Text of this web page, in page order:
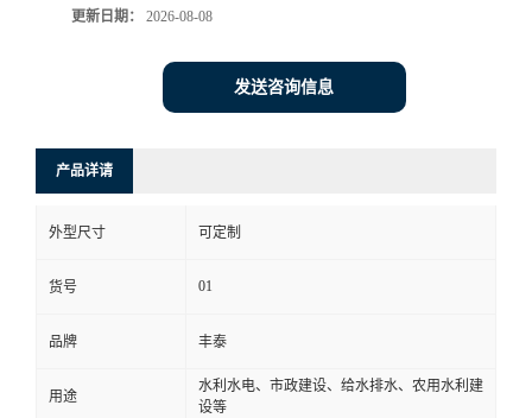
更新日期： 2026-08-08
发送咨询信息
产品详请
外型尺寸 可定制
货号 01
品牌 丰泰
用途
水利水电、市政建设、给水排水、农用水利建
设等